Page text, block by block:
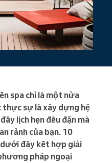
spa chỉ là một nửa
sự là xây dựng hệ
lịch hẹn đều đặn mà
rảnh của bạn. 10
đây kết hợp giải
pháp ngoại